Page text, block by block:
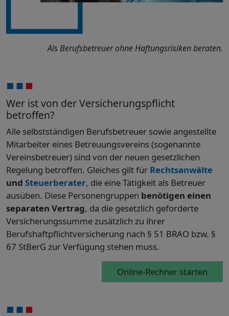
Als Berufsbetreuer ohne Haftungsrisiken beraten.
Wer ist von der Versicherungspflicht
betroffen?
Alle selbstständigen Berufsbetreuer sowie angestellte
Mitarbeiter eines Betreuungsvereins (sogenannte
Vereinsbetreuer) sind von der neuen gesetzlichen
Regelung betroffen. Gleiches gilt für Rechtsanwälte
und Steuerberater, die eine Tätigkeit als Betreuer
ausüben. Diese Personengruppen benötigen einen
separaten Vertrag, da die gesetzlich geforderte
Versicherungssumme zusätzlich zu ihrer
Berufshaftpflichtversicherung nach § 51 BRAO bzw. §
67 StBerG zur Verfügung stehen muss.
Online-Rechner starten